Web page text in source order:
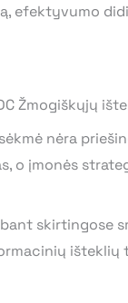
efektyvumo
Žmogiškųjų
nėra
o įmonės
skirtingose
išteklių